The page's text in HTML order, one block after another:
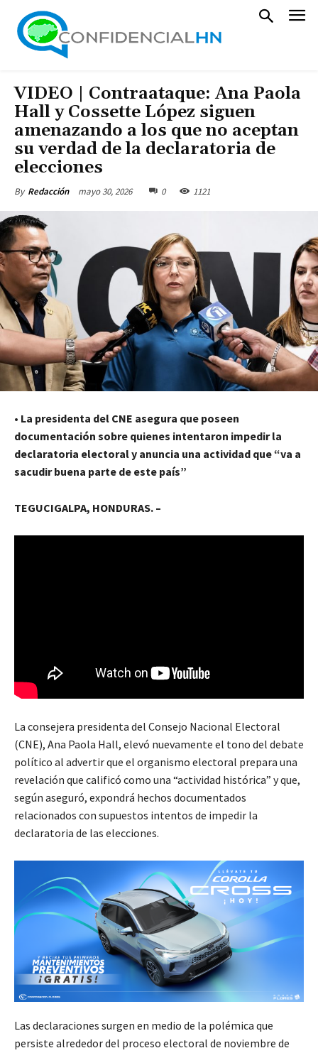
VIDEO | Contraataque: Ana Paola
Hall y Cossette López siguen
amenazando a los que no aceptan
su verdad de la declaratoria de
elecciones
By Redacción mayo 30, 2026 0 1121
• La presidenta del CNE asegura que poseen
documentación sobre quienes intentaron impedir la
declaratoria electoral y anuncia una actividad que “va a
sacudir buena parte de este país”
TEGUCIGALPA, HONDURAS. –
La consejera presidenta del Consejo Nacional Electoral
(CNE), Ana Paola Hall, elevó nuevamente el tono del debate
político al advertir que el organismo electoral prepara una
revelación que calificó como una “actividad histórica” y que,
según aseguró, expondrá hechos documentados
relacionados con supuestos intentos de impedir la
declaratoria de las elecciones.
Las declaraciones surgen en medio de la polémica que
persiste alrededor del proceso electoral de noviembre de